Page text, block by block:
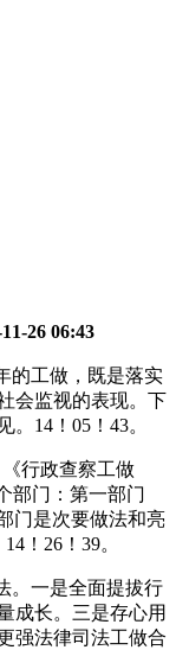
26 06:43
工做，既是落实
会监视的表现。下
14！05！43。
行政查察工做
部门：第一部门
门是次要做法和亮
！26！39。
一是全面提拔行
成长。三是存心用
强法律司法工做合